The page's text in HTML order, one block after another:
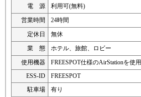
電 源
利用可(無料)
営業時間
24時間
定休日
無休
業 態
ホテル、旅館、ロビー
使用機器
FREESPOT仕様のAirStationを使用
ESS-ID
FREESPOT
駐車場
有り